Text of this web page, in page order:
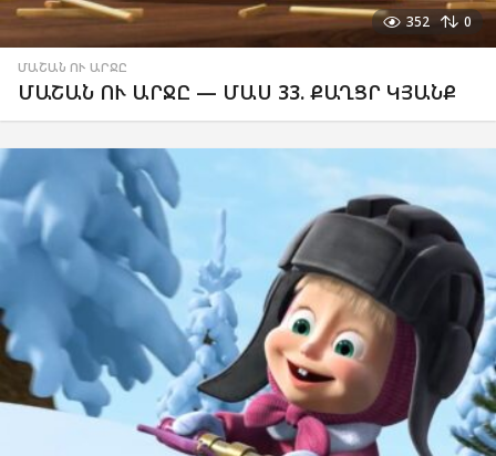
352 0
ՄԱՇԱՆ ՈՒ ԱՐՋԸ
ՄԱՇԱՆ ՈՒ ԱՐՋԸ — ՄԱՍ 33. ՔԱՂՑՐ ԿՅԱՆՔ